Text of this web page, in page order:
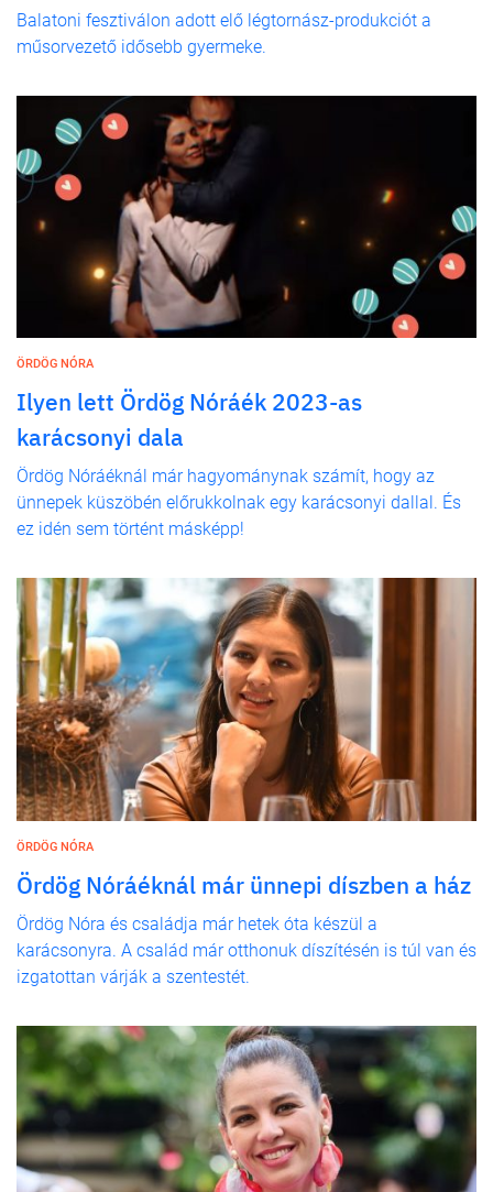
Balatoni fesztiválon adott elő légtornász-produkciót a
műsorvezető idősebb gyermeke.
ÖRDÖG NÓRA
Ilyen lett Ördög Nóráék 2023-as
karácsonyi dala
Ördög Nóráéknál már hagyománynak számít, hogy az
ünnepek küszöbén előrukkolnak egy karácsonyi dallal. És
ez idén sem történt másképp!
ÖRDÖG NÓRA
Ördög Nóráéknál már ünnepi díszben a ház
Ördög Nóra és családja már hetek óta készül a
karácsonyra. A család már otthonuk díszítésén is túl van és
izgatottan várják a szentestét.